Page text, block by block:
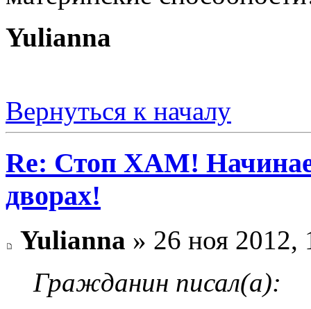
Yulianna
Вернуться к началу
Re: Стоп ХАМ!
дворах!
Yulianna » 26 ноя 2012,
Гражданин писал(а):